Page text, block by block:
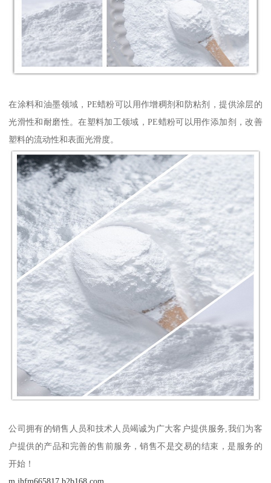
在涂料和油墨领域，PE蜡粉可以用作增稠剂和防粘剂，提供涂层的
光滑性和耐磨性。在塑料加工领域，PE蜡粉可以用作添加剂，改善
塑料的流动性和表面光滑度。
公司拥有的销售人员和技术人员竭诚为广大客户提供服务,我们为客
户提供的产品和完善的售前服务，销售不是交易的结束，是服务的
开始！